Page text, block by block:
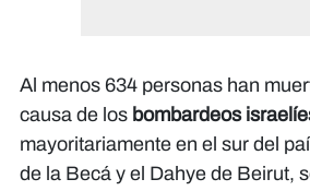
Al menos 634 personas han
causa de los bombardeos
mayoritariamente en el sur del
de la Becá y el Dahye de Beirut,